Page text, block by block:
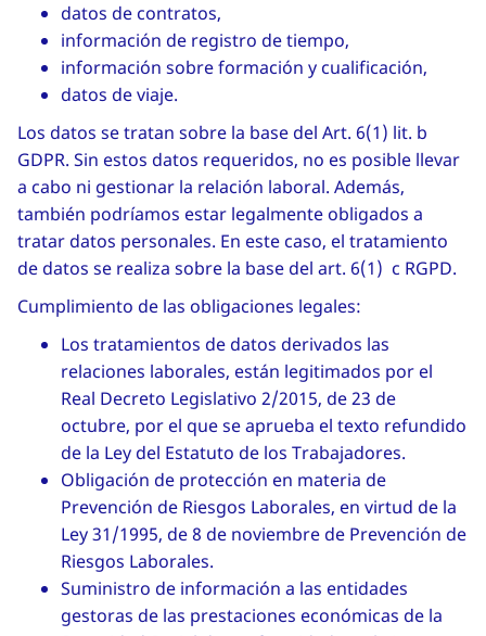
datos de contratos,
información de registro de tiempo,
información sobre formación y cualificación,
datos de viaje.
Los datos se tratan sobre la base del Art. 6(1) lit. b
GDPR. Sin estos datos requeridos, no es posible llevar
a cabo ni gestionar la relación laboral. Además,
también podríamos estar legalmente obligados a
tratar datos personales. En este caso, el tratamiento
de datos se realiza sobre la base del art. 6(1) c RGPD.
Cumplimiento de las obligaciones legales:
Los tratamientos de datos derivados las
relaciones laborales, están legitimados por el
Real Decreto Legislativo 2/2015, de 23 de
octubre, por el que se aprueba el texto refundido
de la Ley del Estatuto de los Trabajadores.
Obligación de protección en materia de
Prevención de Riesgos Laborales, en virtud de la
Ley 31/1995, de 8 de noviembre de Prevención de
Riesgos Laborales.
Suministro de información a las entidades
gestoras de las prestaciones económicas de la